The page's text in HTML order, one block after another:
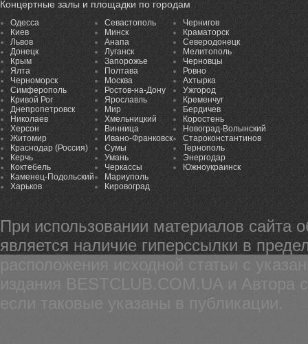
Концертные залы и площадки по городам
Одесса
Киев
Львов
Донецк
Крым
Ялта
Черноморск
Симферополь
Кривой Рог
Днепропетровск
Николаев
Херсон
Житомир
Краснодар (Россия)
Керчь
Коктебель
Каменец-Подольский
Харьков
Севастополь
Минск
Анапа
Луганск
Запорожье
Полтава
Москва
Ростов-на-Дону
Ярославль
Мир
Хмельницкий
Винница
Ивано-Франковск
Сумы
Умань
Черкассы
Мариуполь
Кировоград
Чернигов
Краматорск
Северодонецк
Мелитополь
Черновцы
Ровно
Ахтырка
Ужгород
Кременчуг
Бердичев
Коростень
Новоград-Волынский
Староконстантинов
Тернополь
Энергодар
Южноукраинск
При использовании материалов сайта
является наличие гиперссылки в
расположения исходной статьи с
издания BESTCLUB.COM.UA и Автора
если таковые указаны в публикации.